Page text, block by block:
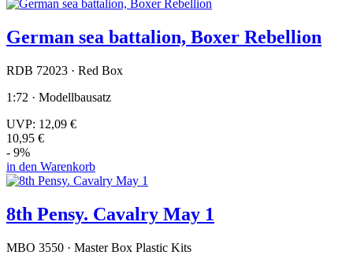
German sea battalion, Boxer Rebellion
RDB 72023 · Red Box
1:72 · Modellbausatz
UVP: 12,09 €
10,95 €
- 9%
in den Warenkorb
8th Pensy. Cavalry May 1
MBO 3550 · Master Box Plastic Kits